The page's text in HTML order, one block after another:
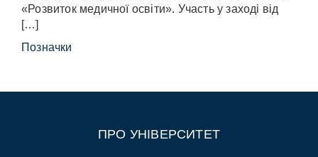
«Розвиток медичної освіти». Участь у заході від
[…]
Позначки
ПРО УНІВЕРСИТЕТ